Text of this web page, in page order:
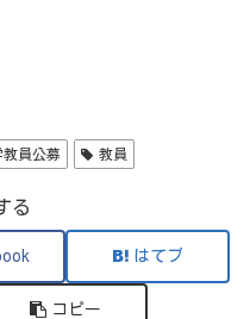
教員公募 教員
る
はてブ
コピー